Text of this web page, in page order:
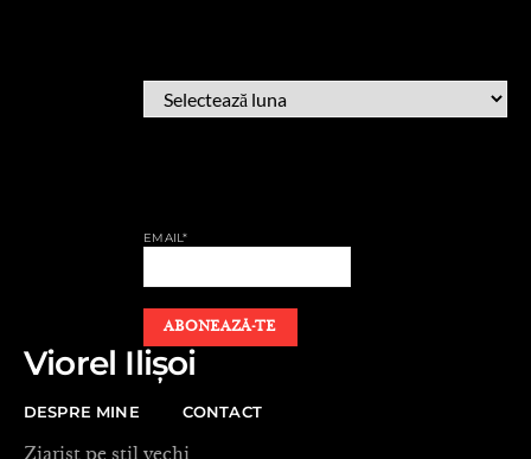
EMAIL*
Viorel Ilișoi
DESPRE MINE CONTACT